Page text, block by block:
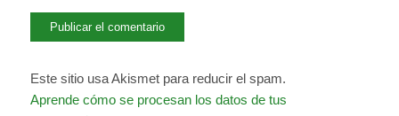
Este sitio usa Akismet para reducir el spam.
Aprende cómo se procesan los datos de tus